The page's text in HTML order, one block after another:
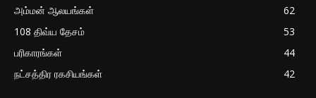
அம்மன் ஆலயங்கள்
62
108 திவ்ய தேசம்
53
பரிகாரங்கள்
44
நட்சத்திர ரகசியங்கள்
42